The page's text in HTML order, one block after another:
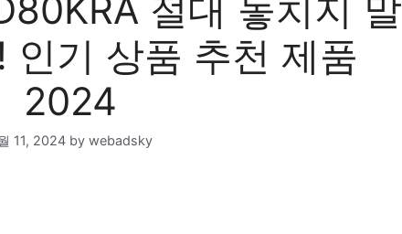
절대 놓치지 말
인기 상품 추천 제품
2024
11, 2024 by webadsky